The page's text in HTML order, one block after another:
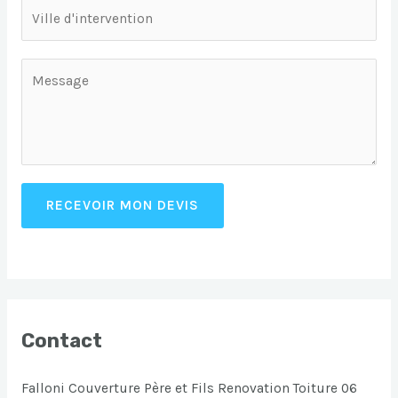
RECEVOIR MON DEVIS
Contact
Falloni Couverture Père et Fils Renovation Toiture 06